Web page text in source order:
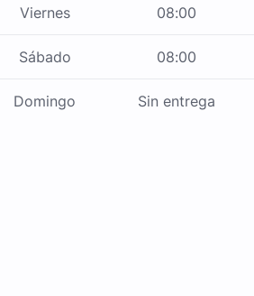
Viernes 08:00
Sábado 08:00
Domingo Sin entrega